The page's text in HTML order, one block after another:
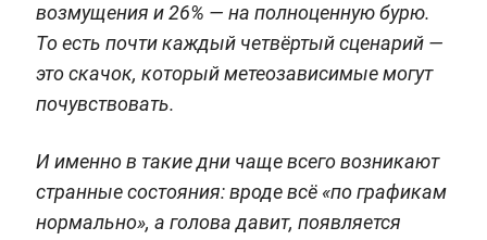
возмущения и 26% — на полноценную бурю.
То есть почти каждый четвёртый сценарий —
это скачок, который метеозависимые могут
почувствовать.
И именно в такие дни чаще всего возникают
странные состояния: вроде всё «по графикам
нормально», а голова давит, появляется